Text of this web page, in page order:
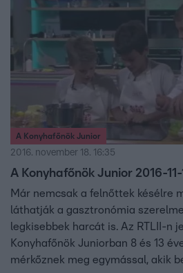
A Konyhafőnök Junior
2016. november 18. 16:35
A Konyhafőnök Junior 2016-11-
Már nemcsak a felnőttek késélre
láthatják a gasztronómia
legkisebbek harcát is. Az RTLII-n
Konyhafőnök Juniorban 8 és 13
mérkőznek meg egymással, akik